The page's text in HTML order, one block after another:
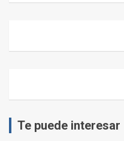
Te puede interesar